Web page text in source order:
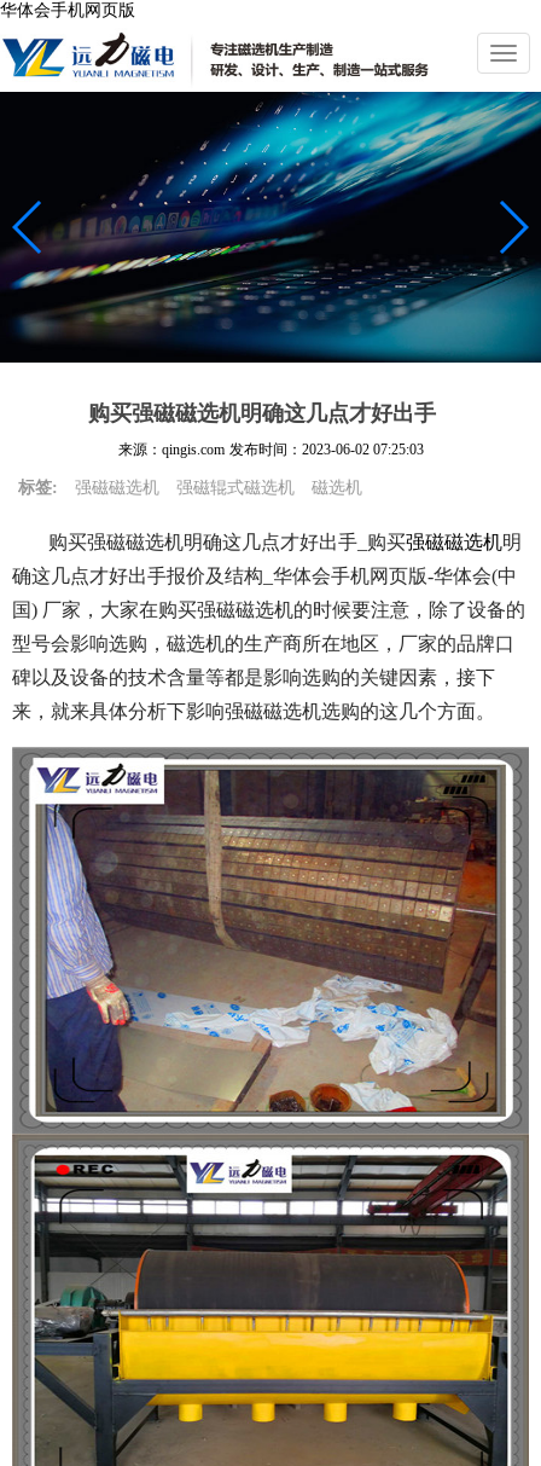
华体会手机网页版
切
换
导
航
购买强磁磁选机明确这几点才好出手
来源：qingis.com 发布时间： 2023-06-02 07:25:03
标签: 强磁磁选机 强磁辊式磁选机 磁选机
购买强磁磁选机明确这几点才好出手_购买强磁磁选机明
确这几点才好出手报价及结构_华体会手机网页版-华体会(中
国) 厂家，大家在购买强磁磁选机的时候要注意，除了设备的
型号会影响选购，磁选机的生产商所在地区，厂家的品牌口
碑以及设备的技术含量等都是影响选购的关键因素，接下
来，就来具体分析下影响强磁磁选机选购的这几个方面。